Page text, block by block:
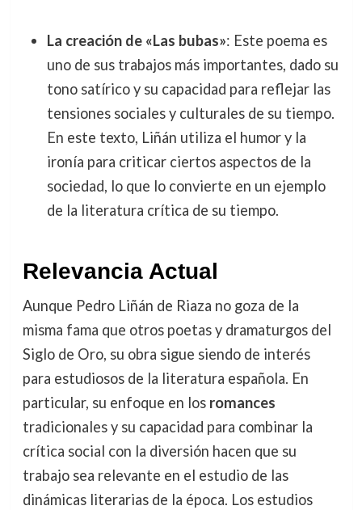
La creación de «Las bubas»: Este poema es
uno de sus trabajos más importantes, dado su
tono satírico y su capacidad para reflejar las
tensiones sociales y culturales de su tiempo.
En este texto, Liñán utiliza el humor y la
ironía para criticar ciertos aspectos de la
sociedad, lo que lo convierte en un ejemplo
de la literatura crítica de su tiempo.
Relevancia Actual
Aunque Pedro Liñán de Riaza no goza de la
misma fama que otros poetas y dramaturgos del
Siglo de Oro, su obra sigue siendo de interés
para estudiosos de la literatura española. En
particular, su enfoque en los romances
tradicionales y su capacidad para combinar la
crítica social con la diversión hacen que su
trabajo sea relevante en el estudio de las
dinámicas literarias de la época. Los estudios